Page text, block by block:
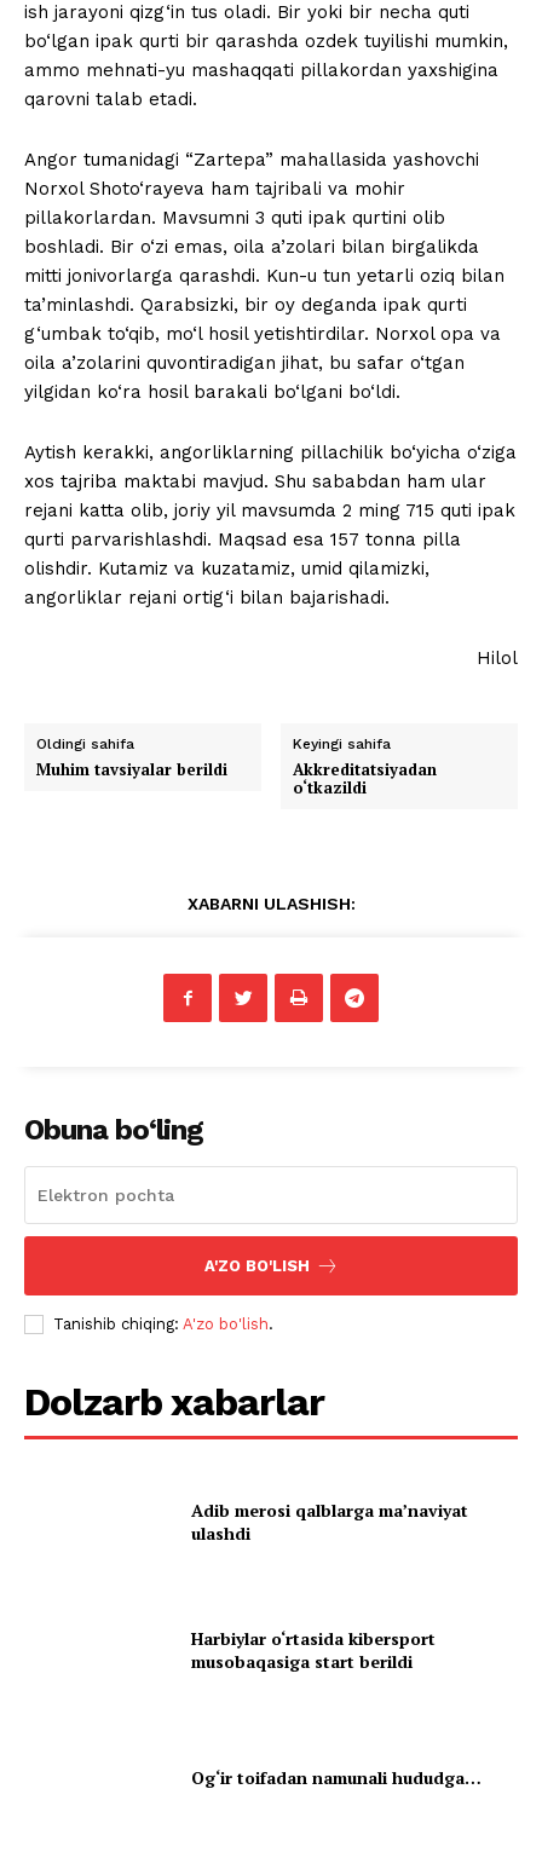
ish jarayoni qizg‘in tus oladi. Bir yoki bir necha quti
bo‘lgan ipak qurti bir qarashda ozdek tuyilishi mumkin,
ammo mehnati-yu mashaqqati pillakordan yaxshigina
qarovni talab etadi.
Angor tumanidagi “Zartepa” mahallasida yashovchi
Norxol Shoto‘rayeva ham tajribali va mohir
pillakorlardan. Mavsumni 3 quti ipak qurtini olib
boshladi. Bir o‘zi emas, oila a’zolari bilan birgalikda
mitti jonivorlarga qarashdi. Kun-u tun yetarli oziq bilan
ta’minlashdi. Qarabsizki, bir oy deganda ipak qurti
g‘umbak to‘qib, mo‘l hosil yetishtirdilar. Norxol opa va
oila a’zolarini quvontiradigan jihat, bu safar o‘tgan
yilgidan ko‘ra hosil barakali bo‘lgani bo‘ldi.
Aytish kerakki, angorliklarning pillachilik bo‘yicha o‘ziga
xos tajriba maktabi mavjud. Shu sababdan ham ular
rejani katta olib, joriy yil mavsumda 2 ming 715 quti ipak
qurti parvarishlashdi. Maqsad esa 157 tonna pilla
olishdir. Kutamiz va kuzatamiz, umid qilamizki,
angorliklar rejani ortig‘i bilan bajarishadi.
Hilol
Oldingi sahifa
Muhim tavsiyalar berildi
Keyingi sahifa
Akkreditatsiyadan
o‘tkazildi
XABARNI ULASHISH:
Obuna bo‘ling
A'ZO BO'LISH
Tanishib chiqing: A'zo bo'lish.
Dolzarb xabarlar
Adib merosi qalblarga maʼnaviyat
ulashdi
Harbiylar o‘rtasida kibersport
musobaqasiga start berildi
Og‘ir toifadan namunali hududga…